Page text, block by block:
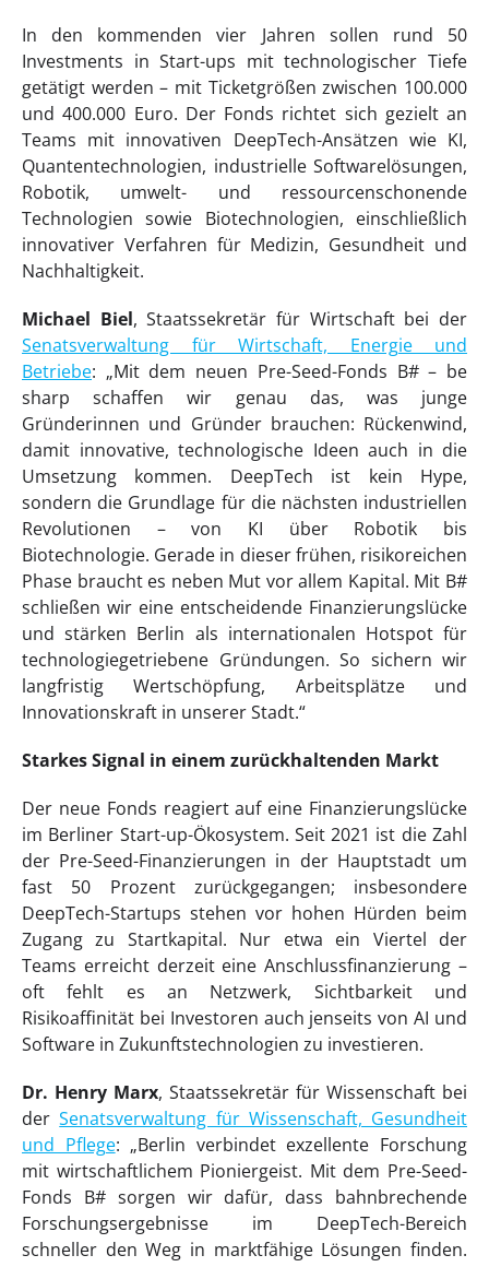
In den kommenden vier Jahren sollen rund 50
Investments in Start-ups mit technologischer Tiefe
getätigt werden – mit Ticketgrößen zwischen 100.000
und 400.000 Euro. Der Fonds richtet sich gezielt an
Teams mit innovativen DeepTech-Ansätzen wie KI,
Quantentechnologien, industrielle Softwarelösungen,
Robotik, umwelt- und ressourcenschonende
Technologien sowie Biotechnologien, einschließlich
innovativer Verfahren für Medizin, Gesundheit und
Nachhaltigkeit.
Michael Biel, Staatssekretär für Wirtschaft bei der
Senatsverwaltung für Wirtschaft, Energie und
Betriebe: „Mit dem neuen Pre-Seed-Fonds B# – be
sharp schaffen wir genau das, was junge
Gründerinnen und Gründer brauchen: Rückenwind,
damit innovative, technologische Ideen auch in die
Umsetzung kommen. DeepTech ist kein Hype,
sondern die Grundlage für die nächsten industriellen
Revolutionen – von KI über Robotik bis
Biotechnologie. Gerade in dieser frühen, risikoreichen
Phase braucht es neben Mut vor allem Kapital. Mit B#
schließen wir eine entscheidende Finanzierungslücke
und stärken Berlin als internationalen Hotspot für
technologiegetriebene Gründungen. So sichern wir
langfristig Wertschöpfung, Arbeitsplätze und
Innovationskraft in unserer Stadt.“
Starkes Signal in einem zurückhaltenden Markt
Der neue Fonds reagiert auf eine Finanzierungslücke
im Berliner Start-up-Ökosystem. Seit 2021 ist die Zahl
der Pre-Seed-Finanzierungen in der Hauptstadt um
fast 50 Prozent zurückgegangen; insbesondere
DeepTech-Startups stehen vor hohen Hürden beim
Zugang zu Startkapital. Nur etwa ein Viertel der
Teams erreicht derzeit eine Anschlussfinanzierung –
oft fehlt es an Netzwerk, Sichtbarkeit und
Risikoaffinität bei Investoren auch jenseits von AI und
Software in Zukunftstechnologien zu investieren.
Dr. Henry Marx, Staatssekretär für Wissenschaft bei
derSenatsverwaltung für Wissenschaft, Gesundheit
und Pflege: „Berlin verbindet exzellente Forschung
mit wirtschaftlichem Pioniergeist. Mit dem Pre-Seed-
Fonds B# sorgen wir dafür, dass bahnbrechende
Forschungsergebnisse im DeepTech-Bereich
schneller den Weg in marktfähige Lösungen finden.